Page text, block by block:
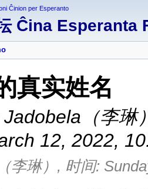
Ĉinion per Esperanto
Ĉina Esperanta
真实姓名
Jadobela（李琳
12, 2022,
李琳）, 时间: